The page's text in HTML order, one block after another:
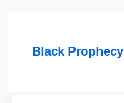
Black Prophecy